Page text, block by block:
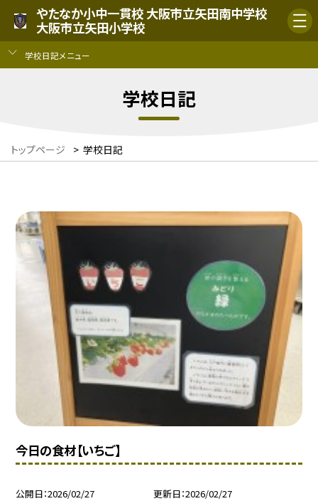
やたなか小中一貫校 大阪市立矢田南中学校
大阪市立矢田小学校
学校日記メニュー
学校日記
トップページ > 学校日記
今日の食材【いちご】
公開日 2026/02/27 更新日 2026/02/27